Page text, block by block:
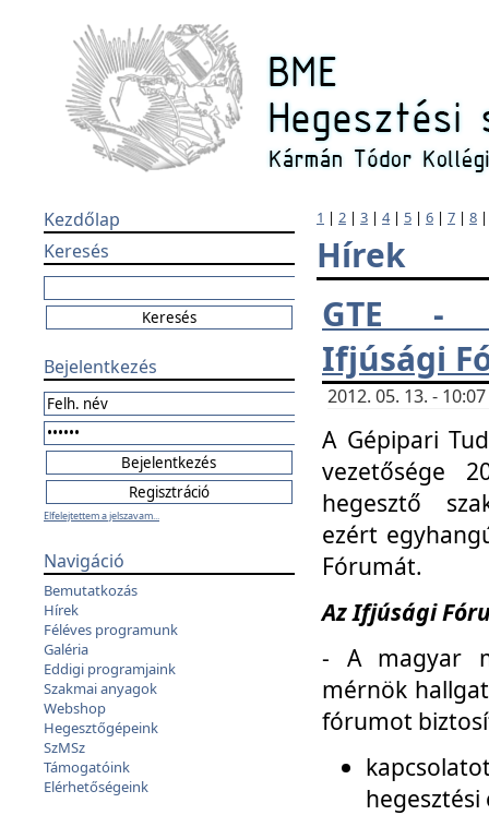
Kezdőlap
Keresés
Bejelentkezés
Elfelejtettem a jelszavam...
Navigáció
Bemutatkozás
Hírek
Féléves programunk
Galéria
Eddigi programjaink
Szakmai anyagok
Webshop
Hegesztőgépeink
SzMSz
Támogatóink
Elérhetőségeink
1 | 2 | 3 | 4| 5 | 6 | 7 | 8
Hírek
GTE -
Ifjúsági
2012. 05. 13. -
A Gépipari
vezetősége
hegesztő
ezért
Fórumát.
Az Ifjúsági
- A magyar
mérnök
fórumot